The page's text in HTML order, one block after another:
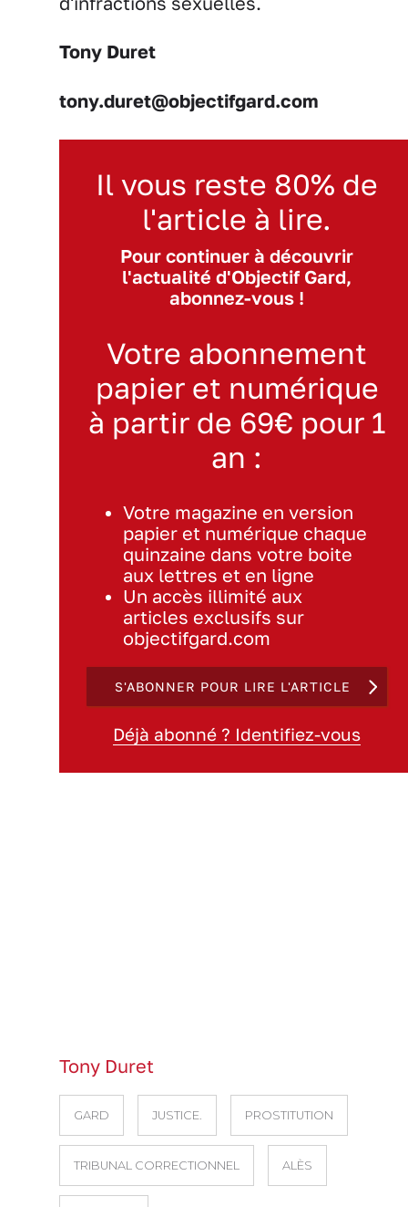
Tony Duret
tony.duret@objectifgard.com
Il vous reste 80% de
l'article à lire.
Pour continuer à découvrir
l'actualité d'Objectif Gard,
abonnez-vous !
Votre abonnement
papier et numérique
à partir de 69€ pour 1
an :
Votre magazine en version
papier et numérique chaque
quinzaine dans votre boite
aux lettres et en ligne
Un accès illimité aux
articles exclusifs sur
objectifgard.com
S'ABONNER POUR LIRE L'ARTICLE
Déjà abonné ? Identifiez-vous
Tony Duret
GARD JUSTICE. PROSTITUTION
TRIBUNAL CORRECTIONNEL ALÈS